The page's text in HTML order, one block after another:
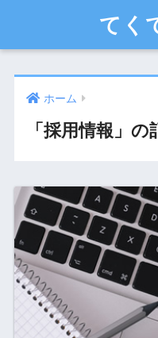
てく
ホーム
「採用情報」の